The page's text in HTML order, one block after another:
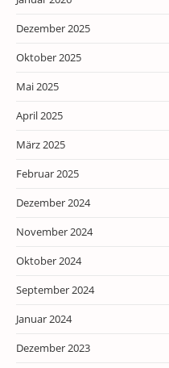
Dezember 2025
Oktober 2025
Mai 2025
April 2025
März 2025
Februar 2025
Dezember 2024
November 2024
Oktober 2024
September 2024
Januar 2024
Dezember 2023